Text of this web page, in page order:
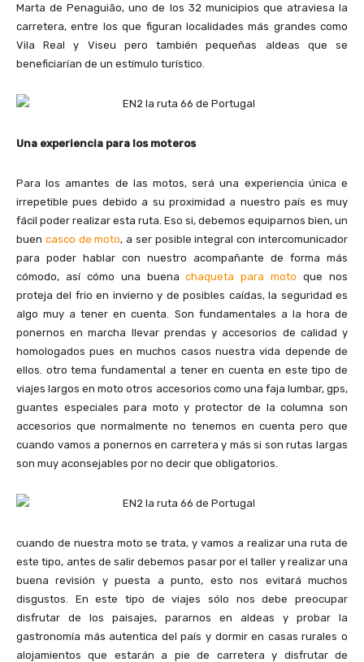
Marta de Penaguião, uno de los 32 municipios que atraviesa la
carretera, entre los que figuran localidades más grandes como
Vila Real y Viseu pero también pequeñas aldeas que se
beneficiarían de un estímulo turístico.
Una experiencia para los moteros
Para los amantes de las motos, será una experiencia única e
irrepetible pues debido a su proximidad a nuestro país es muy
fácil poder realizar esta ruta. Eso si, debemos equiparnos bien, un
buen casco de moto, a ser posible integral con intercomunicador
para poder hablar con nuestro acompañante de forma más
cómodo, así cómo una buenachaqueta para moto que nos
proteja del frio en invierno y de posibles caídas, la seguridad es
algo muy a tener en cuenta. Son fundamentales a la hora de
ponernos en marcha llevar prendas y accesorios de calidad y
homologados pues en muchos casos nuestra vida depende de
ellos. otro tema fundamental a tener en cuenta en este tipo de
viajes largos en moto otros accesorios como una faja lumbar, gps,
guantes especiales para moto y protector de la columna son
accesorios que normalmente no tenemos en cuenta pero que
cuando vamos a ponernos en carretera y más si son rutas largas
son muy aconsejables por no decir que obligatorios.
cuando de nuestra moto se trata, y vamos a realizar una ruta de
este tipo, antes de salir debemos pasar por el taller y realizar una
buena revisión y puesta a punto, esto nos evitará muchos
disgustos. En este tipo de viajes sólo nos debe preocupar
disfrutar de los paisajes, pararnos en aldeas y probar la
gastronomía más autentica del país y dormir en casas rurales o
alojamientos que estarán a pie de carretera y disfrutar de